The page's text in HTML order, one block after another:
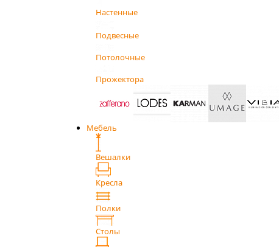
Настенные
Подвесные
Потолочные
Прожектора
Мебель
Вешалки
Кресла
Полки
Столы